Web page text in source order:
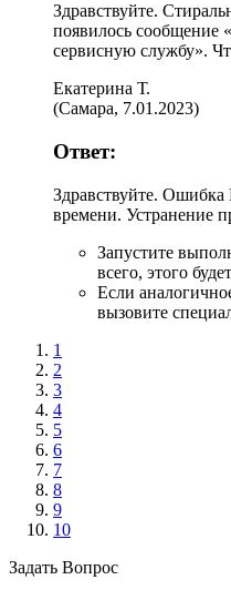
Здравствуйте.
появилось сообщение
сервисную службу».
Екатерина Т.
(Самара, 7.01.2023)
Ответ:
Здравствуйте. Ошибка
времени. Устранение
Запустите
всего, этого
Если
вызовите
1
2
3
4
5
6
7
8
9
10
Задать Вопрос